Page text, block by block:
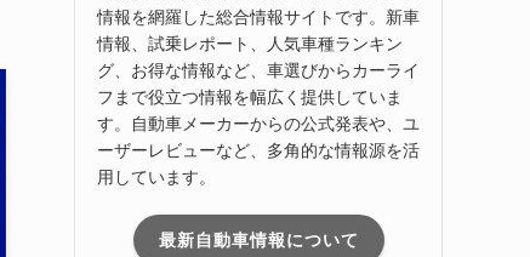
情報を網羅した総合情報サイトです。新車
情報、試乗レポート、人気車種ランキン
グ、お得な情報など、車選びからカーライ
フまで役立つ情報を幅広く提供していま
す。自動車メーカーからの公式発表や、ユ
ーザーレビューなど、多角的な情報源を活
用しています。
最新自動車情報について